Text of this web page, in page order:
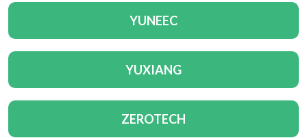
YUNEEC
YUXIANG
ZEROTECH